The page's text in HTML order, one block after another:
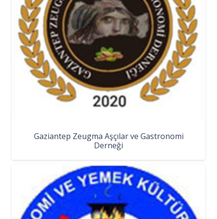
Gaziantep Zeugma Aşçılar ve Gastronomi
Derneği